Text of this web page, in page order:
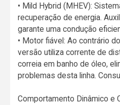
• Mild Hybrid (MHEV):
recuperação de energia.
garante uma condução
• Motor fiável: Ao contrário
versão utiliza corrente de
correia em banho de óleo,
problemas desta linha.
Comportamento Dinâmico e